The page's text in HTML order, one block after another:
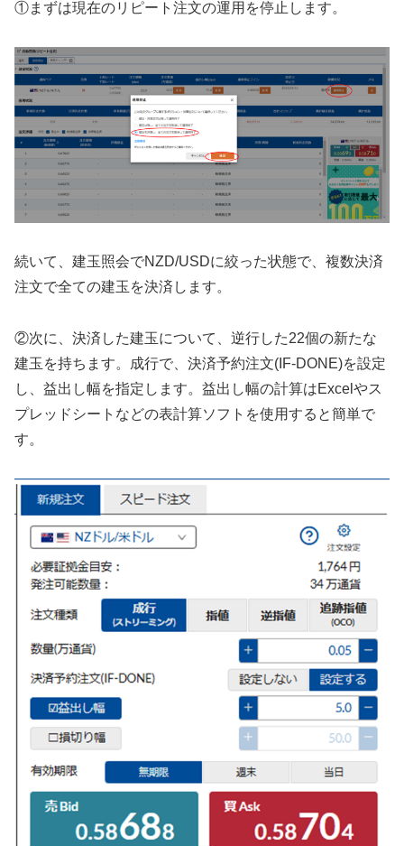
①まずは現在のリピート注文の運用を停止します。
続いて、建玉照会でNZD/USDに絞った状態で、複数決済
注文で全ての建玉を決済します。
②次に、決済した建玉について、逆行した22個の新たな
建玉を持ちます。成行で、決済予約注文(IF-DONE)を設定
し、益出し幅を指定します。益出し幅の計算はExcelやス
プレッドシートなどの表計算ソフトを使用すると簡単で
す。